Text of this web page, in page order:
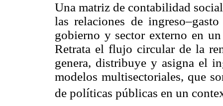
Una matriz de contabilidad
las relaciones de
gobierno y sector externo en
Retrata el flujo circular de la
genera, distribuye y asigna el
modelos multisectoriales, que
de políticas públicas en un